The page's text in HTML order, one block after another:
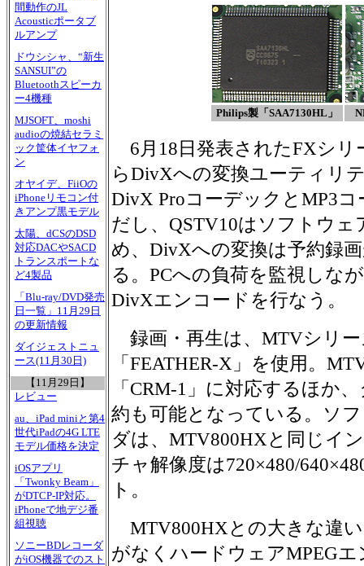
間動作のJL
Acousticポータブ
ルアンプ
ドウシシャ、“新生
SANSUI”の
Bluetoothスピーカ
ー4機種
MJSOFT、moshi
audioの焼結セラミ
ック筐体イヤフォ
ン
オヤイデ、FiiOの
iPhoneリモコン付
きアンプ黒モデル
太陽、dCSのDSD
対応DACやSACD
トランスポートな
ど4製品
「Blu-ray/DVD発売
日一覧」11月29日
の更新情報
ダイジェストニュ
ース(11月30日)
【11月29日】
レビュー
au、iPad miniと第4
世代iPadの4G LTE
モデル価格を決定
iOSアプリ
「Twonky Beam」
がDTCP-IP対応。
iPhoneで地デジ番
組視聴
ソニーBDレコーダ
がiOS機器でのスト
Philips製「SAA7130HL」
6月18日発表されたFXシリ
らDivXへの変換ユーティリ
DivX ProコーデックとMP3
だし、QSTV10はソフトウ
め、DivXへの変換は予約録
る。PCへの負荷を監視しな
DivXエンコードを行なう。
録画・再生は、MTVシリ
「FEATHER-X」を使用。
「CRM-1」に対応するほか
約も可能となっている。ソ
ダは、MTV800HXと同じイ
チャ解像度は720×480/
ト。
MTV800HXとの大きな違
がなくハードウェアMPEG